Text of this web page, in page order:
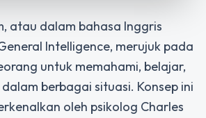
atau dalam bahasa Inggris
Intelligence, merujuk pada
untuk memahami, belajar,
berbagai situasi. Konsep ini
oleh psikolog Charles